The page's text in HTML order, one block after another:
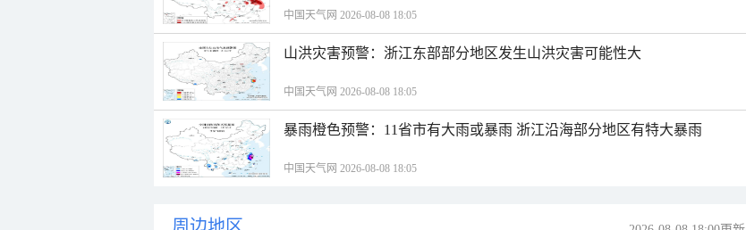
中国天气网 2026-08-08 18:05
山洪灾害预警：浙江东部部分地区发生山洪灾害可能性大
中国天气网 2026-08-08 18:05
暴雨橙色预警：11省市有大雨或暴雨 浙江沿海部分地区有特大暴雨
中国天气网 2026-08-08 18:05